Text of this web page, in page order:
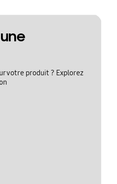
votre produit ? Explorez